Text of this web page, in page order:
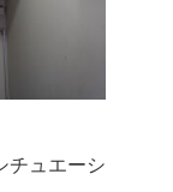
チュエーシ